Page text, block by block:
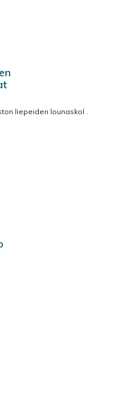
liepeiden lounaskol .